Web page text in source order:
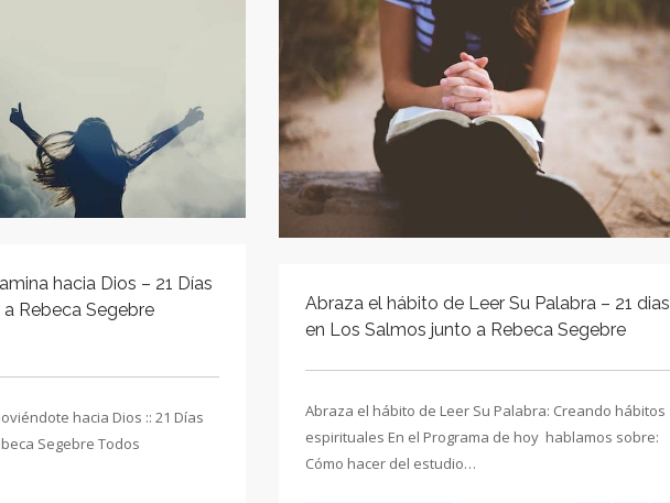
hacia Dios – 21 Días
Rebeca Segebre
hacia Dios :: 21 Días
Segebre Todos
Abraza el hábito de Leer Su Palabra – 21 dias
en Los Salmos junto a Rebeca Segebre
Abraza el hábito de Leer Su Palabra: Creando hábitos
espirituales En el Programa de hoy hablamos sobre:
Cómo hacer del estudio…